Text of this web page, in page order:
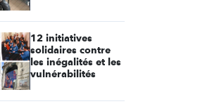
12 initiatives
solidaires contre
les inégalités et les
vulnérabilités